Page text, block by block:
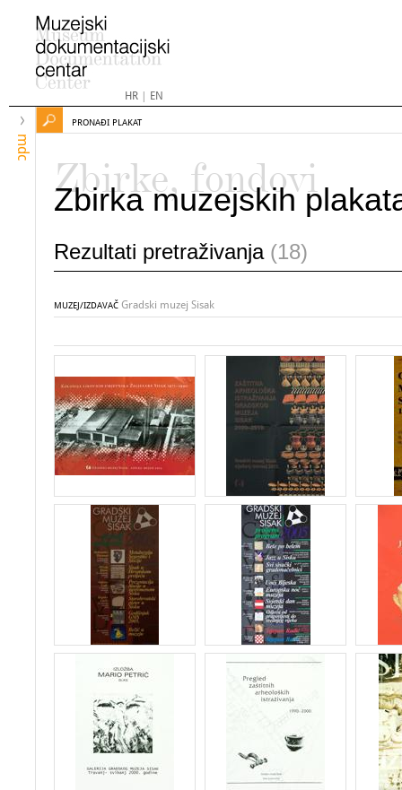
HR| EN
mdc
PRONAĐI PLAKAT
Zbirke, fondovi
Zbirka muzejskih
Rezultati pretraživanja (18)
MUZEJ/IZDAVAČ Gradski muzej Sisak